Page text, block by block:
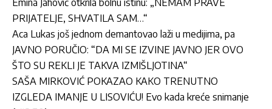
PRIJATELJE, SHVATILA SAM…“
Aca Lukas još jednom demantovao laži u medijima, pa
JAVNO PORUČIO: “DA MI SE IZVINE JAVNO JER OVO
ŠTO SU REKLI JE TAKVA IZMIŠLJOTINA“
SAŠA MIRKOVIĆ POKAZAO KAKO TRENUTNO
IZGLEDA IMANJE U LISOVIĆU! Evo kada kreće snimanje